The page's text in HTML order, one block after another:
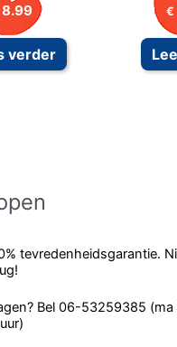
tevredenheidsgarantie.
Bel 06-53259385
8.99
verder
€